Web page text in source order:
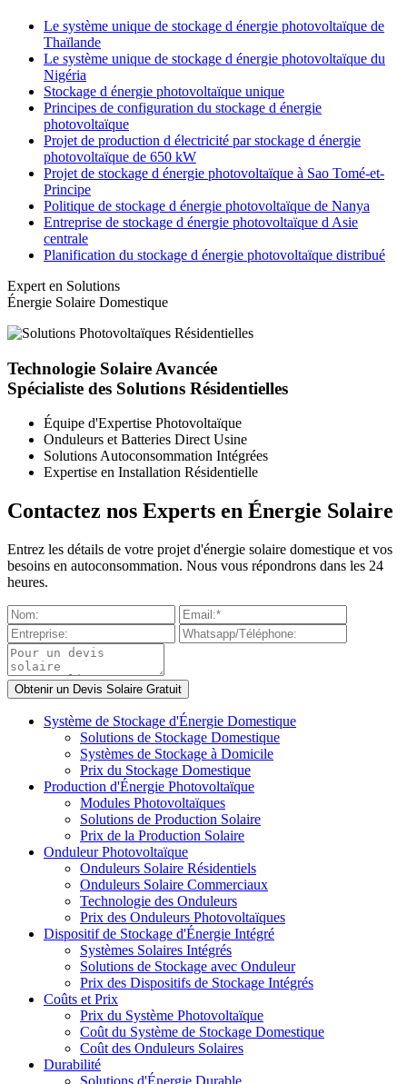
Le système unique de stockage d énergie photovoltaïque de
Thaïlande
Le système unique de stockage d énergie photovoltaïque du
Nigéria
Stockage d énergie photovoltaïque unique
Principes de configuration du stockage d énergie
photovoltaïque
Projet de production d électricité par stockage d énergie
photovoltaïque de 650 kW
Projet de stockage d énergie photovoltaïque à Sao Tomé-et-
Principe
Politique de stockage d énergie photovoltaïque de Nanya
Entreprise de stockage d énergie photovoltaïque d Asie
centrale
Planification du stockage d énergie photovoltaïque distribué
Expert en Solutions
Énergie Solaire Domestique
Technologie Solaire Avancée
Spécialiste des Solutions Résidentielles
Équipe d'Expertise Photovoltaïque
Onduleurs et Batteries Direct Usine
Solutions Autoconsommation Intégrées
Expertise en Installation Résidentielle
Contactez nos Experts en Énergie Solaire
Entrez les détails de votre projet d'énergie solaire domestique et vos
besoins en autoconsommation. Nous vous répondrons dans les 24
heures.
Système de Stockage d'Énergie Domestique
Solutions de Stockage Domestique
Systèmes de Stockage à Domicile
Prix du Stockage Domestique
Production d'Énergie Photovoltaïque
Modules Photovoltaïques
Solutions de Production Solaire
Prix de la Production Solaire
Onduleur Photovoltaïque
Onduleurs Solaire Résidentiels
Onduleurs Solaire Commerciaux
Technologie des Onduleurs
Prix des Onduleurs Photovoltaïques
Dispositif de Stockage d'Énergie Intégré
Systèmes Solaires Intégrés
Solutions de Stockage avec Onduleur
Prix des Dispositifs de Stockage Intégrés
Coûts et Prix
Prix du Système Photovoltaïque
Coût du Système de Stockage Domestique
Coût des Onduleurs Solaires
Durabilité
Solutions d'Énergie Durable